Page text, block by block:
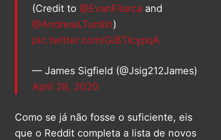
(Credit to @EvanFilarca and
@AndrewLTumlin)
pic.twitter.com/GiBTlcypqA
— James Sigfield (@Jsig212James)
April 28, 2020
Como se já não fosse o suficiente, eis
que o Reddit completa a lista de novos